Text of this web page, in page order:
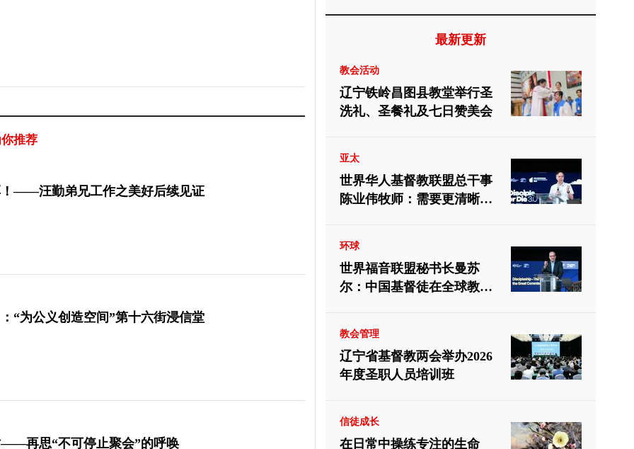
推荐
——汪勤弟兄工作之美好后续见证
“为公义创造空间”第十六街浸信堂
再思“不可停止聚会”的呼唤
最新更新
教会活动
辽宁铁岭昌图县教堂举行圣
洗礼、圣餐礼及七日赞美会
亚太
世界华人基督教联盟总干事
陈业伟牧师：需要更清晰地
环球
世界福音联盟秘书长曼苏
尔：中国基督徒在全球教会
教会管理
辽宁省基督教两会举办2026
年度圣职人员培训班
信徒成长
在日常中操练专注的生命